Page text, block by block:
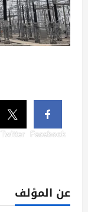
Facebook
Twitter
عن المؤلف